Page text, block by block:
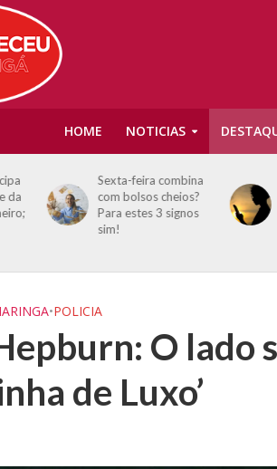
HOME NOTICIAS
da
Sexta-feira combina
com bolsos cheios?
Para estes 3 signos
sim!
•POLICIA
O lado
de Luxo’